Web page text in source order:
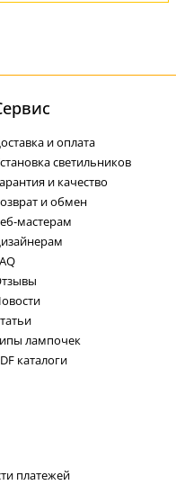
и оплата
светильников
и качество
и обмен
мастерам
лампочек
каталоги
платежей